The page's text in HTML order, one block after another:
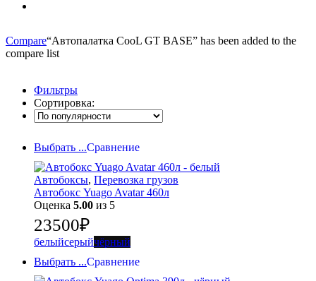
Compare“Автопалатка CooL GT BASE” has been added to the
compare list
Фильтры
Сортировка:
Выбрать ...Сравнение
Автобоксы, Перевозка грузов
Автобокс Yuago Avatar 460л
Оценка 5.00 из 5
23500₽
белыйсерыйчёрный
Выбрать ...Сравнение